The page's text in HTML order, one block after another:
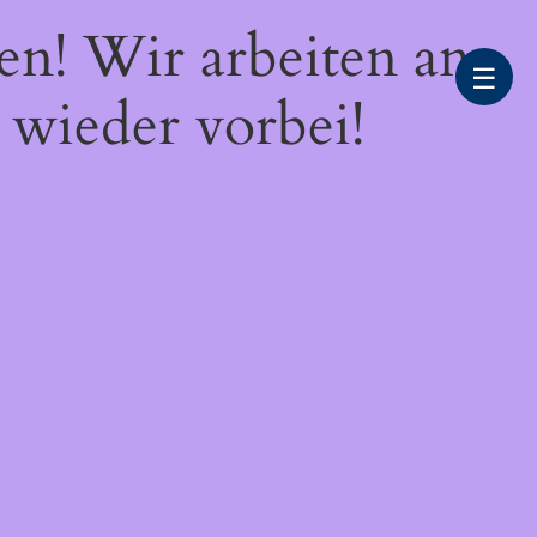
Wir arbeiten an
vorbei!
☰